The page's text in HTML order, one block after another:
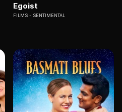
Egoist
FILMS SENTIMENTAL